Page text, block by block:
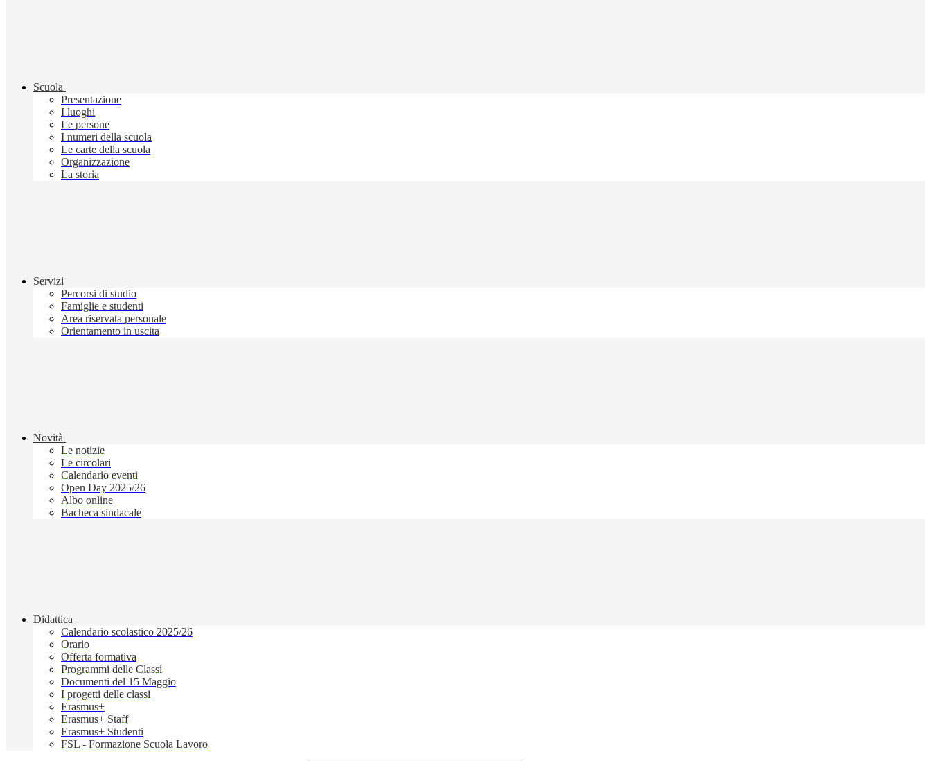
Scuola
Presentazione
I luoghi
Le persone
I numeri della scuola
Le carte della scuola
Organizzazione
La storia
Servizi
Percorsi di studio
Famiglie e studenti
Area riservata personale
Orientamento in uscita
Novità
Le notizie
Le circolari
Calendario eventi
Open Day 2025/26
Albo online
Bacheca sindacale
Didattica
Calendario scolastico 2025/26
Orario
Offerta formativa
Programmi delle Classi
Documenti del 15 Maggio
I progetti delle classi
Erasmus+
Erasmus+ Staff
Erasmus+ Studenti
FSL - Formazione Scuola Lavoro